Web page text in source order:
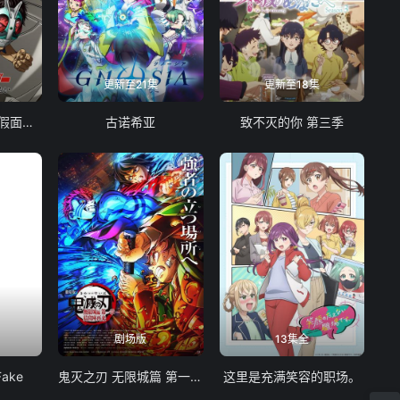
东岛丹三郎想成为假面骑士
更新至21集
古诺希亚
更新至18集
致不灭的你 第三季
剧场版
鬼灭之刃 无限城篇 第一章 猗窝座再袭
13集全
这里是充满笑容的职场。